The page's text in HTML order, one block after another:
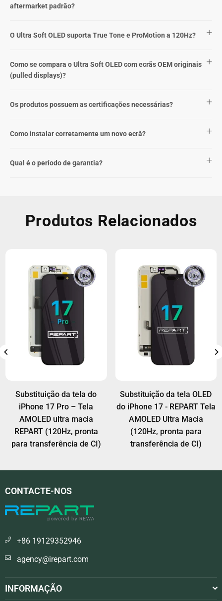
aftermarket padrão?
O Ultra Soft OLED suporta True Tone e ProMotion a 120Hz?
Como se compara o Ultra Soft OLED com ecrãs OEM originais
(pulled displays)?
Os produtos possuem as certificações necessárias?
Como instalar corretamente um novo ecrã?
Qual é o período de garantia?
Produtos Relacionados
Substituição da tela do
iPhone 17 Pro – Tela
AMOLED ultra macia
REPART (120Hz, pronta
para transferência de CI)
Substituição da tela OLED
do iPhone 17 - REPART Tela
AMOLED Ultra Macia
(120Hz, pronta para
transferência de CI)
CONTACTE-NOS
+86 19129352946
agency@irepart.com
INFORMAÇÃO